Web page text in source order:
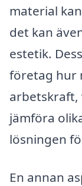
material
det kan
estetik.
företag hur
jämföra
lösningen
En annan